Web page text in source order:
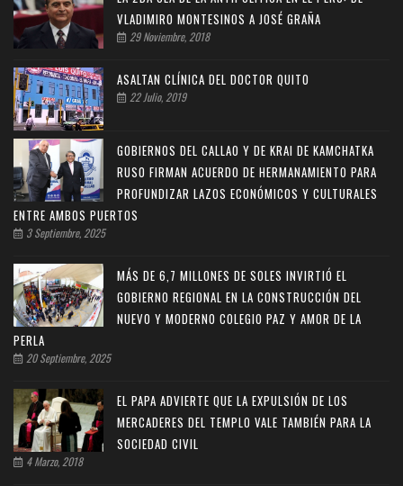
VLADIMIRO MONTESINOS A JOSÉ GRAÑA
29 Noviembre, 2018
ASALTAN CLÍNICA DEL DOCTOR QUITO
22 Julio, 2019
GOBIERNOS DEL CALLAO Y DE KRAI DE KAMCHATKA
RUSO FIRMAN ACUERDO DE HERMANAMIENTO PARA
PROFUNDIZAR LAZOS ECONÓMICOS Y CULTURALES
ENTRE AMBOS PUERTOS
3 Septiembre, 2025
MÁS DE 6,7 MILLONES DE SOLES INVIRTIÓ EL
GOBIERNO REGIONAL EN LA CONSTRUCCIÓN DEL
NUEVO Y MODERNO COLEGIO PAZ Y AMOR DE LA
PERLA
20 Septiembre, 2025
EL PAPA ADVIERTE QUE LA EXPULSIÓN DE LOS
MERCADERES DEL TEMPLO VALE TAMBIÉN PARA LA
SOCIEDAD CIVIL
4 Marzo, 2018